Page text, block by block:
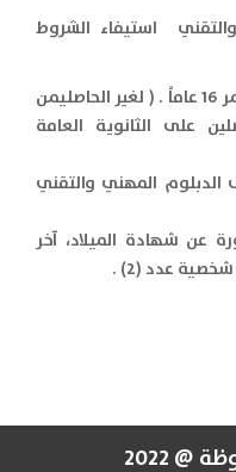
استيفاء الشروط
أن يكون عمر المتقدم فوق عمر 16 عاماً . ( لغير الحاصليمن
على الثانوية العامة
المهني والتقني
عن شهادة الميلاد، آخر
عدد (2) .
2022